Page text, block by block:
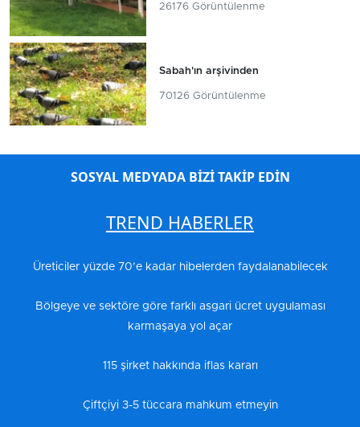
26176 Görüntülenme
Sabah'ın arşivinden
70126 Görüntülenme
SOSYAL MEDYADA BİZİ TAKİP EDİN
TREND HABERLER
Üreticiler yüzde 70’e kadar hibelerden faydalanabilecek
Bölgeye ve sektöre göre farklı asgari ücret uygulaması
karmaşaya yol açar
115 şirket hakkında iflas kararı
Çiftçiyi 3-5 tüccara mahkum etmeyin